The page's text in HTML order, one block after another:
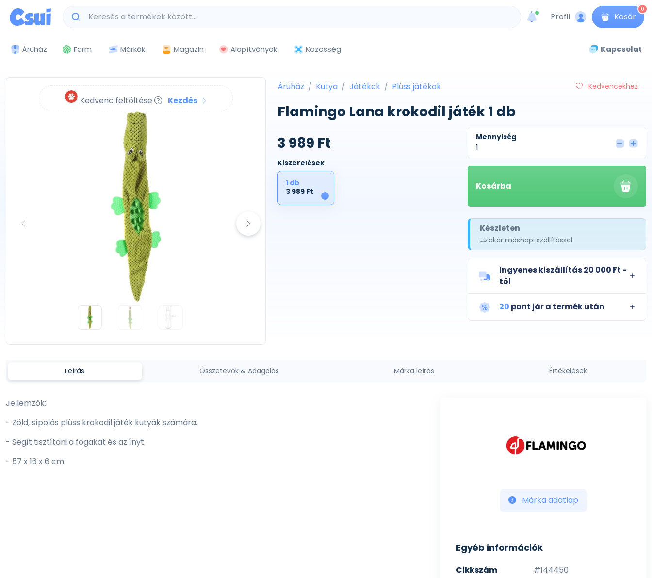
unread messages
Profil Kosár
0
Áruház Farm Márkák Magazin Alapítványok Közösség Kapcsolat
Kedvenc feltöltése Kezdés
Áruház Kutya Játékok Plüss játékok Kedvencekhez
Flamingo Lana krokodil játék 1 db
3 989 Ft
Kiszerelések
1
1 db
3 989 Ft
Mennyiség
Kosárba
Készleten
akár másnapi szállítással
Ingyenes kiszállítás 20 000 Ft -
tól
20 pont jár a termék után
Leírás Összetevők & Adagolás Márka leírás Értékelések
Jellemzők:
- Zöld, sípolós plüss krokodil játék kutyák számára.
- Segít tisztítani a fogakat és az ínyt.
- 57 x 16 x 6 cm.
Márka adatlap
Egyéb információk
Cikkszám
#144450